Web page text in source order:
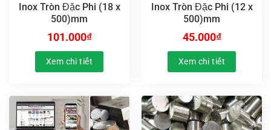
Inox Tròn Đặc Phi (18 x
500)mm
101.000₫
Xem chi tiết
Inox Tròn Đặc Phi (12 x
500)mm
45.000₫
Xem chi tiết